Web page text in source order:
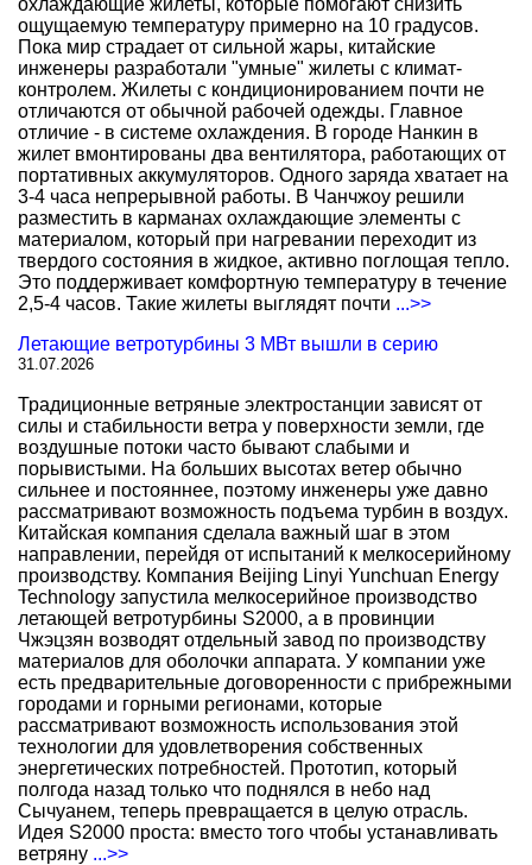
охлаждающие жилеты, которые помогают снизить
ощущаемую температуру примерно на 10 градусов.
Пока мир страдает от сильной жары, китайские
инженеры разработали "умные" жилеты с климат-
контролем. Жилеты с кондиционированием почти не
отличаются от обычной рабочей одежды. Главное
отличие - в системе охлаждения. В городе Нанкин в
жилет вмонтированы два вентилятора, работающих от
портативных аккумуляторов. Одного заряда хватает на
3-4 часа непрерывной работы. В Чанчжоу решили
разместить в карманах охлаждающие элементы с
материалом, который при нагревании переходит из
твердого состояния в жидкое, активно поглощая тепло.
Это поддерживает комфортную температуру в течение
2,5-4 часов. Такие жилеты выглядят почти ...>>
Летающие ветротурбины 3 МВт вышли в серию
31.07.2026
Традиционные ветряные электростанции зависят от
силы и стабильности ветра у поверхности земли, где
воздушные потоки часто бывают слабыми и
порывистыми. На больших высотах ветер обычно
сильнее и постояннее, поэтому инженеры уже давно
рассматривают возможность подъема турбин в воздух.
Китайская компания сделала важный шаг в этом
направлении, перейдя от испытаний к мелкосерийному
производству. Компания Beijing Linyi Yunchuan Energy
Technology запустила мелкосерийное производство
летающей ветротурбины S2000, а в провинции
Чжэцзян возводят отдельный завод по производству
материалов для оболочки аппарата. У компании уже
есть предварительные договоренности с прибрежными
городами и горными регионами, которые
рассматривают возможность использования этой
технологии для удовлетворения собственных
энергетических потребностей. Прототип, который
полгода назад только что поднялся в небо над
Сычуанем, теперь превращается в целую отрасль.
Идея S2000 проста: вместо того чтобы устанавливать
ветряну ...>>